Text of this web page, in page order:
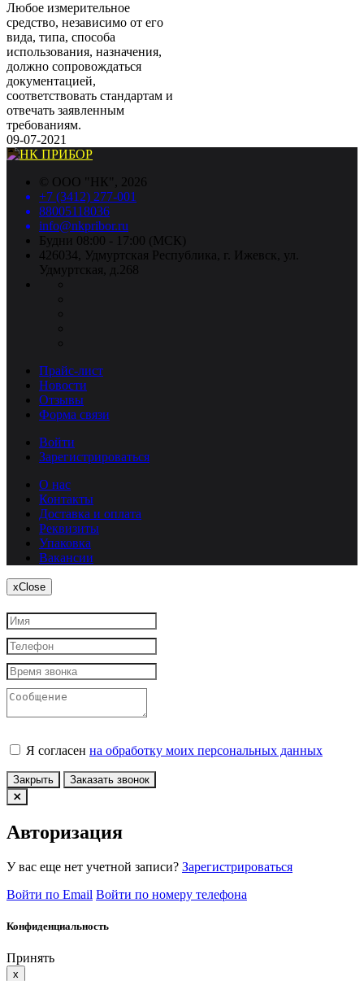
Любое измерительное
средство, независимо от его
вида, типа, способа
использования, назначения,
должно сопровождаться
документацией,
соответствовать стандартам и
отвечать заявленным
требованиям.
09-07-2021
© ООО "НК", 2026
+7 (3412) 277-001
88005118036
info@nkpribor.ru
Будни 08:00 - 17:00 (МСК)
426034, Удмуртская Республика, г. Ижевск, ул.
Удмуртская, д.268
Прайс-лист
Новости
Отзывы
Форма связи
Войти
Зарегистрироваться
О нас
Контакты
Доставка и оплата
Реквизиты
Упаковка
Вакансии
xClose
Я согласен на обработку моих персональных данных
Закрыть Заказать звонок
Авторизация
У вас еще нет учетной записи? Зарегистрироваться
Войти по Email Войти по номеру телефона
Конфиденциальность
Принять
x